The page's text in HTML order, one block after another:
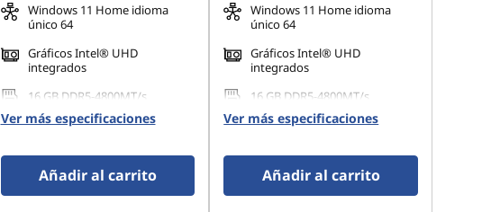
Windows 11 Home idioma
único 64
Gráficos Intel® UHD
integrados
16 GB DDR5-4800MT/s
(SODIMM)
Gen4 QLC
Ver más especificaciones
Añadir al carrito
Windows 11 Home idioma
único 64
Gráficos Intel® UHD
integrados
16 GB DDR5-4800MT/s
(SODIMM)
Gen4 QLC
Ver más especificaciones
Añadir al carrito